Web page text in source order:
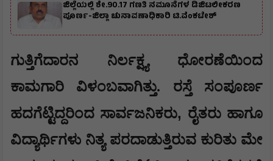
ಜಿಲ್ಲೆಯಲ್ಲಿ ಶೇ.90.17 ಗಣತಿ ನಮೂನೆಗಳ ಡಿಜಿಟಲೀಕರಣ
ಪೂರ್ಣ-ಜಿಲ್ಲಾ ಚುನಾವಣಾಧಿಕಾರಿ ಟಿ.ವೆಂಕಟೇಶ್
ಗುತ್ತಿಗೆದಾರನ ನಿರ್ಲಕ್ಷ್ಯ ಧೋರಣೆಯಿಂದ
ಕಾಮಗಾರಿ ವಿಳಂಬವಾಗಿತ್ತು. ರಸ್ತೆ ಸಂಪೂರ್ಣ
ಹದಗೆಟ್ಟಿದ್ದರಿಂದ ಸಾರ್ವಜನಿಕರು, ರೈತರು ಹಾಗೂ
ವಿದ್ಯಾರ್ಥಿಗಳು ನಿತ್ಯ ಪರದಾಡುತ್ತಿರುವ ಕುರಿತು ಮೇ